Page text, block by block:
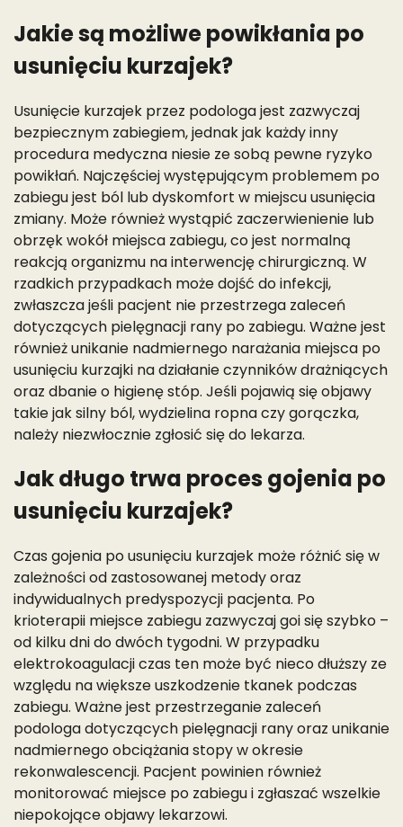
Jakie są możliwe powikłania po
usunięciu kurzajek?
Usunięcie kurzajek przez podologa jest zazwyczaj
bezpiecznym zabiegiem, jednak jak każdy inny
procedura medyczna niesie ze sobą pewne ryzyko
powikłań. Najczęściej występującym problemem po
zabiegu jest ból lub dyskomfort w miejscu usunięcia
zmiany. Może również wystąpić zaczerwienienie lub
obrzęk wokół miejsca zabiegu, co jest normalną
reakcją organizmu na interwencję chirurgiczną. W
rzadkich przypadkach może dojść do infekcji,
zwłaszcza jeśli pacjent nie przestrzega zaleceń
dotyczących pielęgnacji rany po zabiegu. Ważne jest
również unikanie nadmiernego narażania miejsca po
usunięciu kurzajki na działanie czynników drażniących
oraz dbanie o higienę stóp. Jeśli pojawią się objawy
takie jak silny ból, wydzielina ropna czy gorączka,
należy niezwłocznie zgłosić się do lekarza.
Jak długo trwa proces gojenia po
usunięciu kurzajek?
Czas gojenia po usunięciu kurzajek może różnić się w
zależności od zastosowanej metody oraz
indywidualnych predyspozycji pacjenta. Po
krioterapii miejsce zabiegu zazwyczaj goi się szybko –
od kilku dni do dwóch tygodni. W przypadku
elektrokoagulacji czas ten może być nieco dłuższy ze
względu na większe uszkodzenie tkanek podczas
zabiegu. Ważne jest przestrzeganie zaleceń
podologa dotyczących pielęgnacji rany oraz unikanie
nadmiernego obciążania stopy w okresie
rekonwalescencji. Pacjent powinien również
monitorować miejsce po zabiegu i zgłaszać wszelkie
niepokojące objawy lekarzowi.